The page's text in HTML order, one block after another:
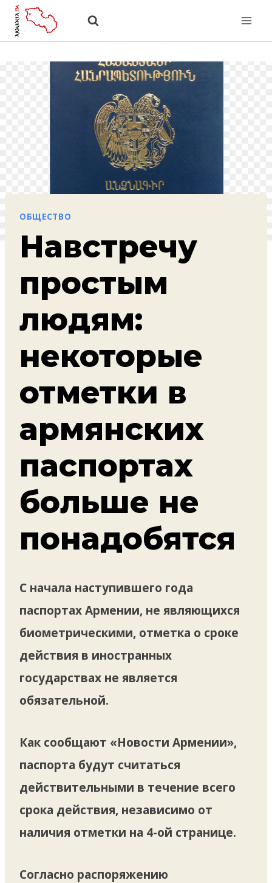
Перейти
ОБЩЕСТВО
Навстречу
простым
людям:
некоторые
отметки в
армянских
паспортах
больше не
понадобятся
С начала наступившего года
паспортах Армении, не являющихся
биометрическими, отметка о сроке
действия в иностранных
государствах не является
обязательной.
Как сообщают «Новости Армении»,
паспорта будут считаться
действительными в течение всего
срока действия, независимо от
наличия отметки на 4-ой странице.
Согласно распоряжению